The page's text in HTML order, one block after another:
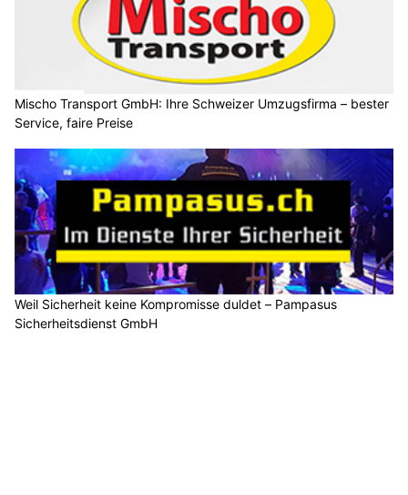
Mischo Transport GmbH: Ihre Schweizer Umzugsfirma – bester
Service, faire Preise
Weil Sicherheit keine Kompromisse duldet – Pampasus
Sicherheitsdienst GmbH